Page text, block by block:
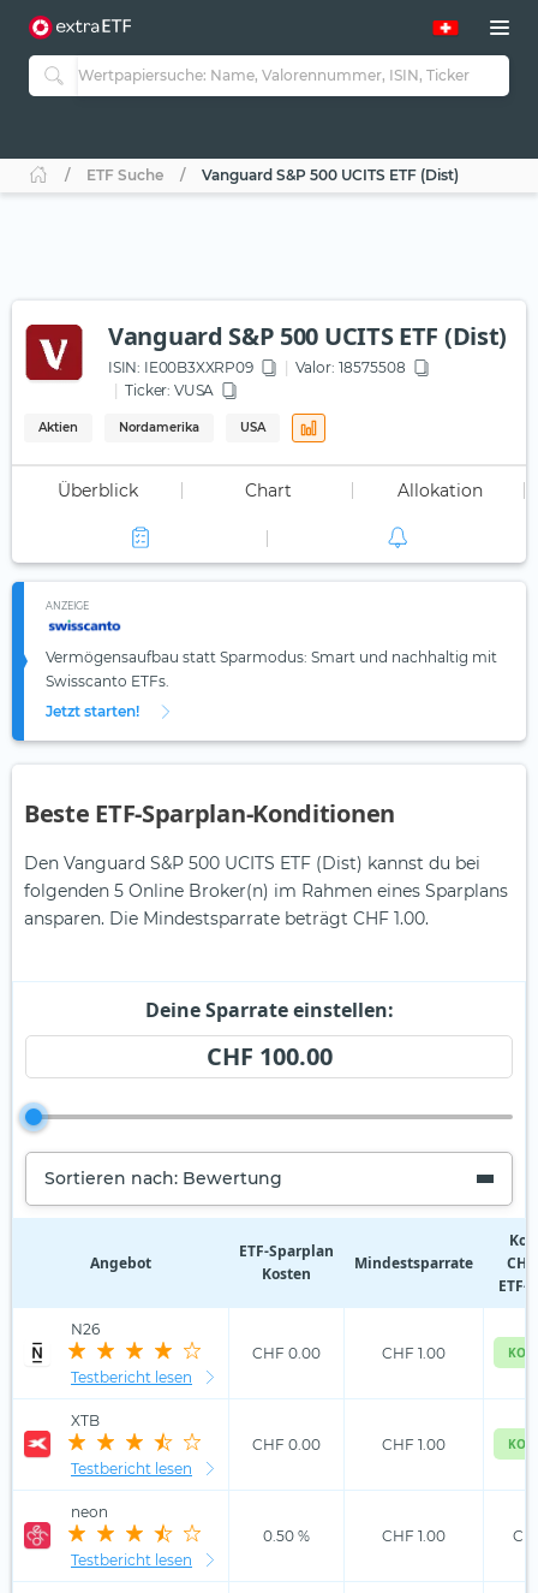
ETF Suche Vanguard S&P 500 UCITS ETF (Dist)
Vanguard S&P 500 UCITS ETF (Dist)
ISIN: IE00B3XXRP09
Valor: 18575508
Ticker: VUSA
Aktien Nordamerika USA
Überblick Chart Allokation
ANZEIGE
Vermögensaufbau statt Sparmodus: Smart und nachhaltig mit
Swisscanto ETFs.
Jetzt starten!
Beste ETF-Sparplan-Konditionen
Den Vanguard S&P 500 UCITS ETF (Dist) kannst du bei
folgenden 5 Online Broker(n) im Rahmen eines Sparplans
ansparen. Die Mindestsparrate beträgt CHF 1.00.
Deine Sparrate einstellen:
CHF 100.00
Sortieren nach: Bewertung
Angebot
ETF‑Sparplan
Kosten
Mindestsparrate
ETF-
N26
Testbericht lesen
CHF 0.00 CHF 1.00
XTB
Testbericht lesen
CHF 0.00 CHF 1.00
neon
Testbericht lesen
0.50 % CHF 1.00